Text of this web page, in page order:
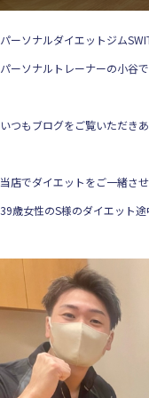
パーソナルダイエットジム
パーソナルトレーナーの小谷で
いつもブログをご覧いただき
当店でダイエットをご一緒さ
39歳女性のS様のダイエット